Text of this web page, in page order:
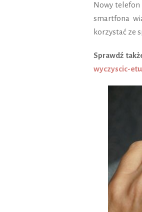
Nowy telefon
smartfona
korzystać ze
Sprawdź
wyczyscic-